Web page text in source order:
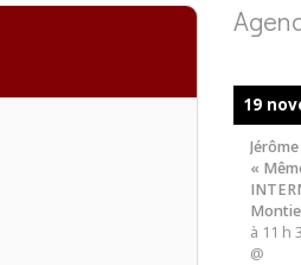
19
«
à 11 h
@